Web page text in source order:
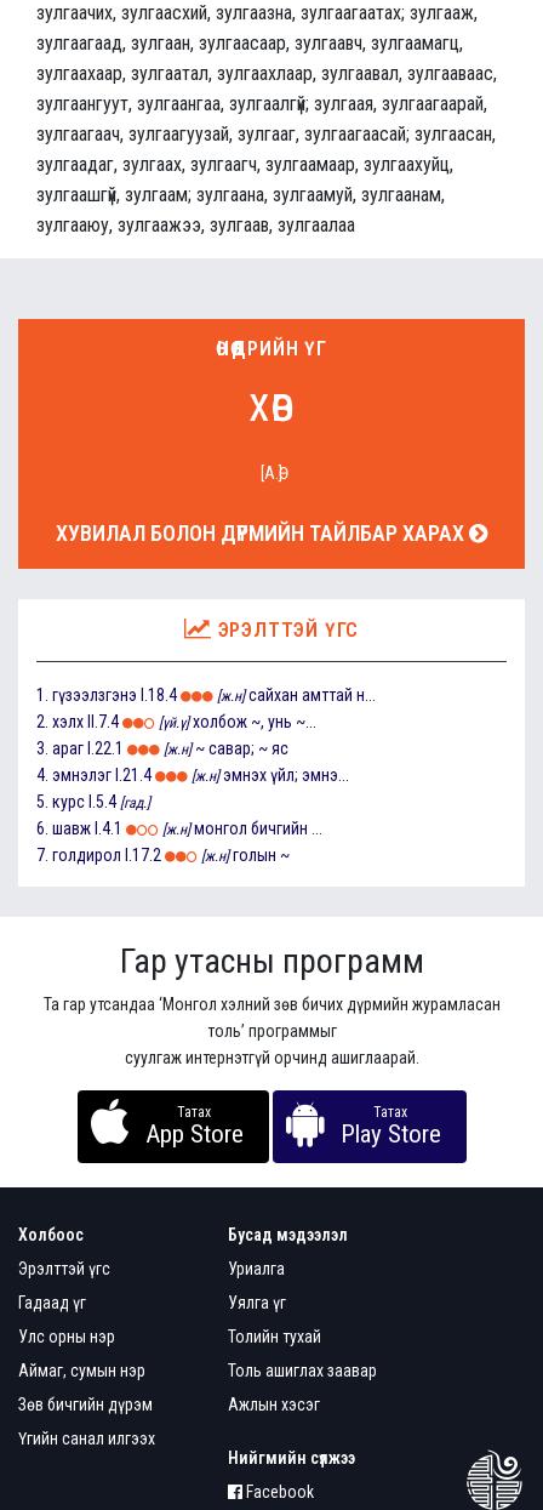
зулгаачих, зулгаасхий, зулгаазна, зулгаагаатах; зулгааж,
зулгаагаад, зулгаан, зулгаасаар, зулгаавч, зулгаамагц,
зулгаахаар, зулгаатал, зулгаахлаар, зулгаавал, зулгааваас,
зулгаангуут, зулгаангаа, зулгаалгүй; зулгаая, зулгаагаарай,
зулгаагаач, зулгаагуузай, зулгааг, зулгаагаасай; зулгаасан,
зулгаадаг, зулгаах, зулгаагч, зулгаамаар, зулгаахуйц,
зулгаашгүй, зулгаам; зулгаана, зулгаамуй, зулгаанам,
зулгааюу, зулгаажээ, зулгаав, зулгаалаа
ӨНӨӨДРИЙН ҮГ
хөв
[А.Ө]
ХУВИЛАЛ БОЛОН ДҮРМИЙН ТАЙЛБАР ХАРАХ
ЭРЭЛТТЭЙ ҮГС
1. гүзээлзгэнэ I.18.4 [ж.н] сайхан амттай н...
2. хэлх II.7.4 [үй.ү] холбож ~, унь ~...
3. араг I.22.1 [ж.н] ~ савар; ~ яс
4. эмнэлэг I.21.4 [ж.н] эмнэх үйл; эмнэ...
5. курс I.5.4 [гад.]
6. шавж I.4.1 [ж.н] монгол бичгийн ...
7. голдирол I.17.2 [ж.н] голын ~
Гар утасны программ
Та гар утсандаа ‘Монгол хэлний зөв бичих дүрмийн журамласан
толь’ программыг
суулгаж интернэтгүй орчинд ашиглаарай.
Татах
App Store
Татах
Play Store
Холбоос
Эрэлттэй үгс
Гадаад үг
Улс орны нэр
Аймаг, сумын нэр
Зөв бичгийн дүрэм
Үгийн санал илгээх
Бусад мэдээлэл
Уриалга
Уялга үг
Толийн тухай
Толь ашиглах заавар
Ажлын хэсэг
Нийгмийн сүлжээ
Facebook